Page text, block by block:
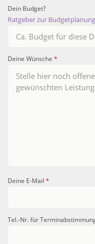
Dein Budget?
Ratgeber zur Budgetplanung
Deine Wünsche *
Deine E-Mail *
Tel.-Nr. für